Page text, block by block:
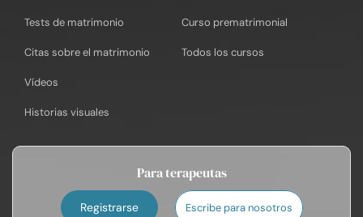
Tests de matrimonio
Citas sobre el matrimonio
Vídeos
Historias visuales
Curso prematrimonial
Todos los cursos
Para terapeutas
Registrarse Escribe para nosotros